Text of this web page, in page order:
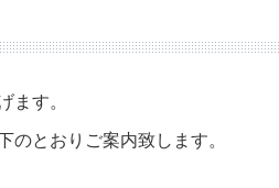
ます。
のとおりご案内致します。